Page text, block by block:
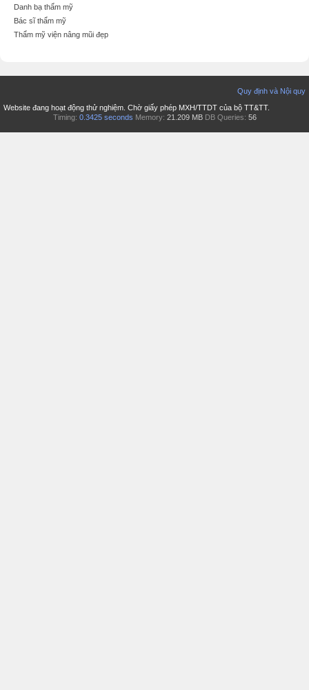
Danh bạ thẩm mỹ
Bác sĩ thẩm mỹ
Thẩm mỹ viện nâng mũi đẹp
Quy định và Nội quy
Website đang hoạt động thử nghiệm. Chờ giấy phép MXH/TTDT của bộ TT&TT.
Timing: 0.3425 seconds Memory: 21.209 MB DB Queries: 56